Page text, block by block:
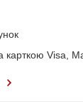
карткою Visa,